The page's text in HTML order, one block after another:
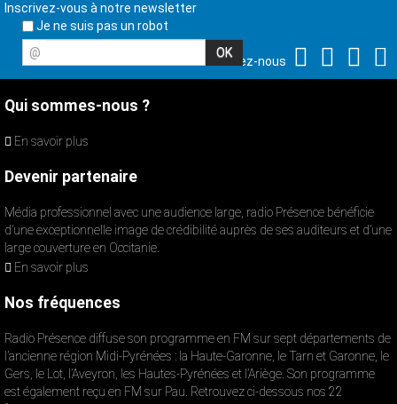
Inscrivez-vous à notre newsletter
Je ne suis pas un robot
@
Suivez-nous
Qui sommes-nous ?
En savoir plus
Devenir partenaire
Média professionnel avec une audience large, radio Présence bénéficie
d’une exceptionnelle image de crédibilité auprès de ses auditeurs et d’une
large couverture en Occitanie.
En savoir plus
Nos fréquences
Radio Présence diffuse son programme en FM sur sept départements de
l’ancienne région Midi-Pyrénées : la Haute-Garonne, le Tarn et Garonne, le
Gers, le Lot, l’Aveyron, les Hautes-Pyrénées et l’Ariège. Son programme
est également reçu en FM sur Pau. Retrouvez ci-dessous nos 22